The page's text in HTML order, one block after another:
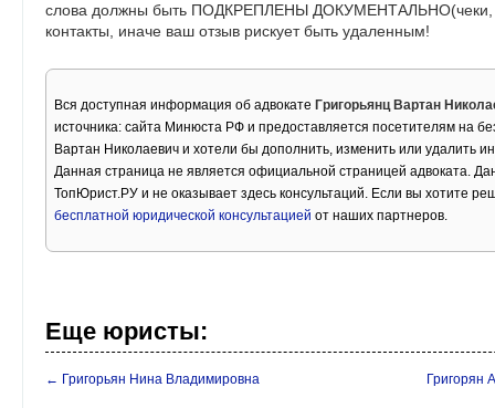
слова должны быть ПОДКРЕПЛЕНЫ ДОКУМЕНТАЛЬНО(чеки,
контакты, иначе ваш отзыв рискует быть удаленным!
Вся доступная информация об адвокате Григорьянц Вартан
источника: сайта Минюста РФ и предоставляется посетителям на
Вартан Николаевич и хотели бы дополнить, изменить или удалить
Данная страница не является официальной страницей адвоката.
ТопЮрист.РУ и не оказывает здесь консультаций. Если вы хотите
бесплатной юридической консультацией от наших партнеров.
Еще юристы:
← Григорьян Нина Владимировна Григорян